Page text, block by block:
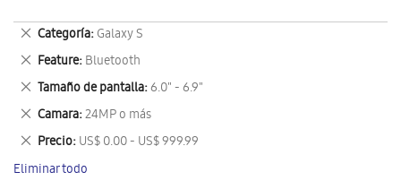
Categoría Galaxy S
Eliminar
este
artículo
Feature Bluetooth
Eliminar
este
artículo
Tamaño de pantalla 6.0" - 6.9"
Eliminar
este
artículo
Camara 24MP o más
Eliminar
este
artículo
Precio US$ 0.00 - US$ 999.99
Eliminar
este
artículo
Eliminar todo